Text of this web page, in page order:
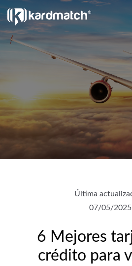
Última
07/05/2025
6 Mejores
crédito para